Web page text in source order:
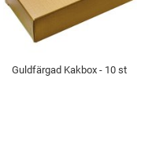
Guldfärgad Kakbox - 10 st